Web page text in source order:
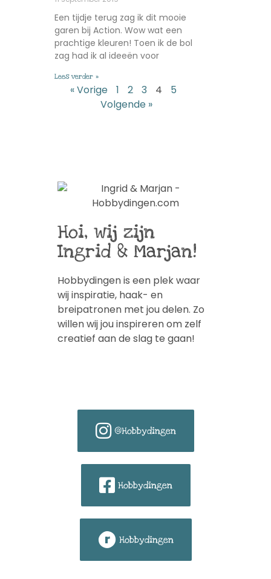
Een tijdje terug zag ik dit mooie
garen bij Action. Wow wat een
prachtige kleuren! Toen ik de bol
zag had ik al ideeën voor
Lees verder »
« Vorige 1 2 3 4
5
Volgende »
Hoi, wij zijn
Ingrid & Marjan!
Hobbydingen is een plek waar
wij inspiratie, haak- en
breipatronen met jou delen. Zo
willen wij jou inspireren om zelf
creatief aan de slag te gaan!
@Hobbydingen
Hobbydingen
Hobbydingen